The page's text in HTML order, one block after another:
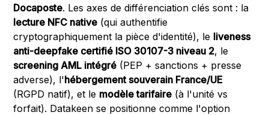
Docaposte. Les axes de différenciation clés sont : la
lecture NFC native (qui authentifie
cryptographiquement la pièce d'identité), le liveness
anti-deepfake certifié ISO 30107-3 niveau 2, le
screening AML intégré (PEP + sanctions + presse
adverse), l'hébergement souverain France/UE
(RGPD natif), et le modèle tarifaire (à l'unité vs
forfait). Datakeen se positionne comme l'option